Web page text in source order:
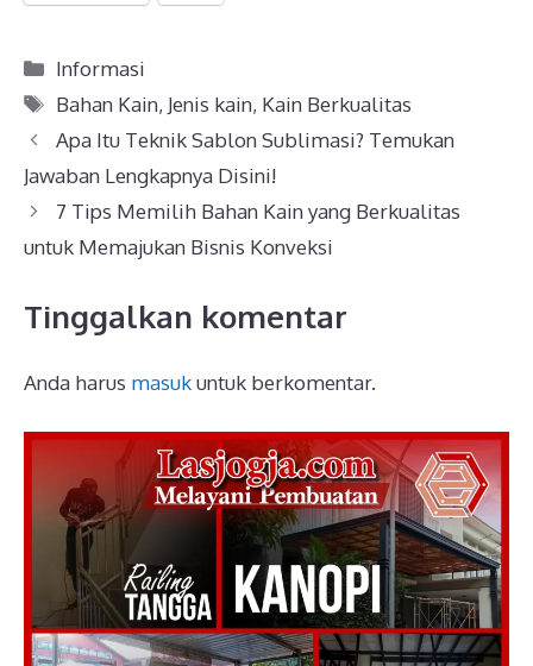
Kategori
Informasi
Tag
Bahan Kain, Jenis kain, Kain Berkualitas
Apa Itu Teknik Sablon Sublimasi? Temukan
Jawaban Lengkapnya Disini!
7 Tips Memilih Bahan Kain yang Berkualitas
untuk Memajukan Bisnis Konveksi
Tinggalkan komentar
Anda harus masukuntuk berkomentar.